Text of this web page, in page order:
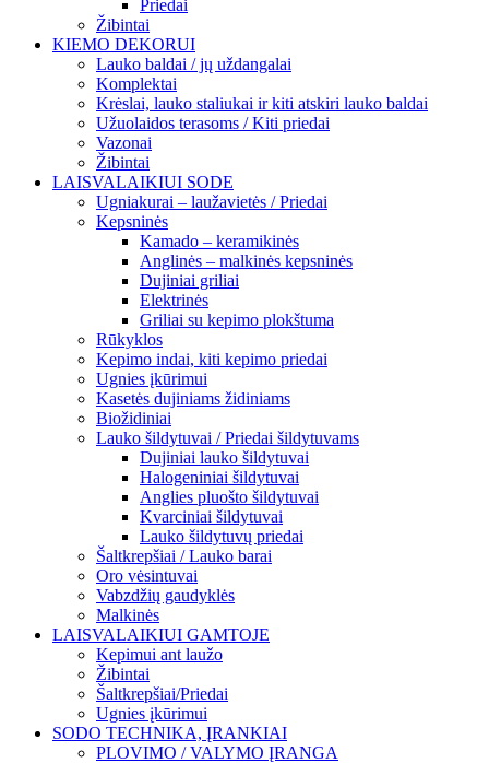
Priedai
Žibintai
KIEMO DEKORUI
Lauko baldai / jų uždangalai
Komplektai
Krėslai, lauko staliukai ir kiti atskiri lauko baldai
Užuolaidos terasoms / Kiti priedai
Vazonai
Žibintai
LAISVALAIKIUI SODE
Ugniakurai – laužavietės / Priedai
Kepsninės
Kamado – keramikinės
Anglinės – malkinės kepsninės
Dujiniai griliai
Elektrinės
Griliai su kepimo plokštuma
Rūkyklos
Kepimo indai, kiti kepimo priedai
Ugnies įkūrimui
Kasetės dujiniams židiniams
Biožidiniai
Lauko šildytuvai / Priedai šildytuvams
Dujiniai lauko šildytuvai
Halogeniniai šildytuvai
Anglies pluošto šildytuvai
Kvarciniai šildytuvai
Lauko šildytuvų priedai
Šaltkrepšiai / Lauko barai
Oro vėsintuvai
Vabzdžių gaudyklės
Malkinės
LAISVALAIKIUI GAMTOJE
Kepimui ant laužo
Žibintai
Šaltkrepšiai/Priedai
Ugnies įkūrimui
SODO TECHNIKA, ĮRANKIAI
PLOVIMO / VALYMO ĮRANGA